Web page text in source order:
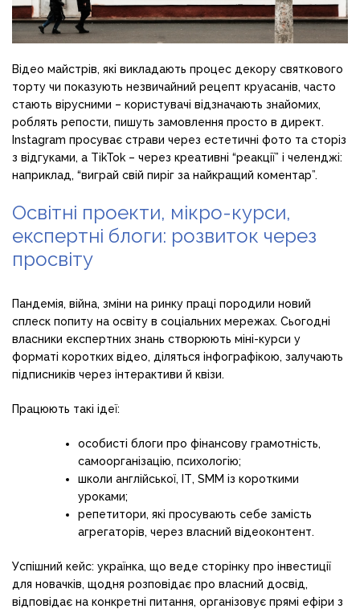
Відео майстрів, які викладають процес декору святкового
торту чи показують незвичайний рецепт круасанів, часто
стають вірусними – користувачі відзначають знайомих,
роблять репости, пишуть замовлення просто в директ.
Instagram просуває страви через естетичні фото та сторіз
з відгуками, а TikTok – через креативні “реакції” і челенджі:
наприклад, “виграй свій пиріг за найкращий коментар”.
Освітні проекти, мікро-курси,
експертні блоги: розвиток через
просвіту
Пандемія, війна, зміни на ринку праці породили новий
сплеск попиту на освіту в соціальних мережах. Сьогодні
власники експертних знань створюють міні-курси у
форматі коротких відео, діляться інфографікою, залучають
підписників через інтерактиви й квізи.
Працюють такі ідеї:
особисті блоги про фінансову грамотність,
самоорганізацію, психологію;
школи англійської, ІТ, SMM із короткими
уроками;
репетитори, які просувають себе замість
агрегаторів, через власний відеоконтент.
Успішний кейс: українка, що веде сторінку про інвестиції
для новачків, щодня розповідає про власний досвід,
відповідає на конкретні питання, організовує прямі ефіри з